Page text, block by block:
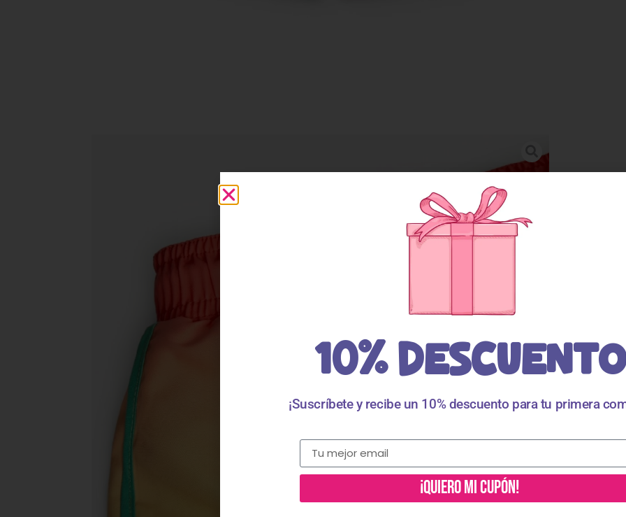
10% DESCUENTO
¡Suscríbete y recibe un 10% descuento para tu primera
¡QUIERO MI CUPÓN!